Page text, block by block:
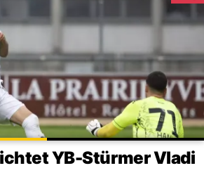
YB-Stürmer Vladi